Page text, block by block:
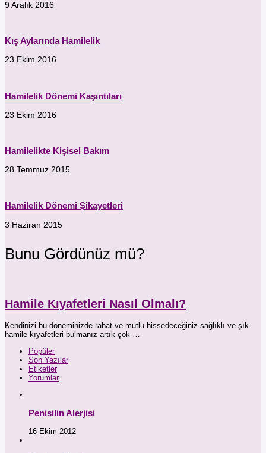
9 Aralık 2016
Kış Aylarında Hamilelik
23 Ekim 2016
Hamilelik Dönemi Kaşıntıları
23 Ekim 2016
Hamilelikte Kişisel Bakım
28 Temmuz 2015
Hamilelik Dönemi Şikayetleri
3 Haziran 2015
Bunu Gördünüz mü?
Hamile Kıyafetleri Nasıl Olmalı?
Kendinizi bu döneminizde rahat ve mutlu hissedeceğiniz sağlıklı ve şık
hamile kıyafetleri bulmanız artık çok …
Popüler
Son Yazılar
Etiketler
Yorumlar
Penisilin Alerjisi
16 Ekim 2012